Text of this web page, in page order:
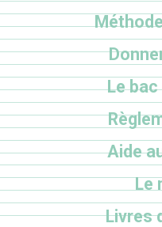
Le
Aide
Le
Livres